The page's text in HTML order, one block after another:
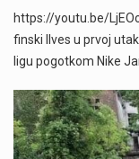
https://youtu.be/
finski Ilves u prvoj
ligu pogotkom Nike